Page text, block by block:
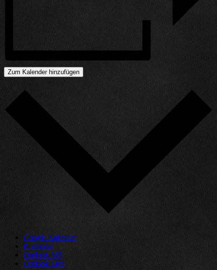
Zum Kalender hinzufügen
Google Kalender
iCalendar
Outlook 365
Outlook Live